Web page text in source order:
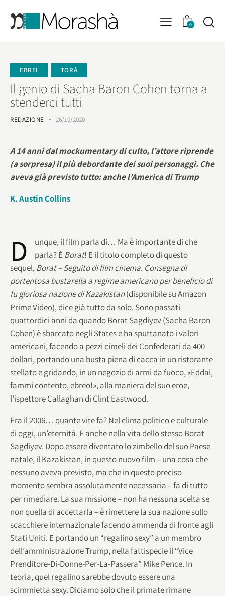
0
EBREI TORÀ
Il genio di Sacha Baron Cohen torna a
stenderci tutti
REDAZIONE 26/10/2020
A 14 anni dal mockumentary di culto, l’attore riprende
(a sorpresa) il più debordante dei suoi personaggi. Che
aveva già previsto tutto: anche l’America di Trump
K. Austin Collins
D
unque, il film parla di… Ma è importante di che
parla? È Borat! E il titolo completo di questo
sequel,Borat – Seguito di film cinema. Consegna di
portentosa bustarella a regime americano per beneficio di
fu gloriosa nazione di Kazakistan(disponibile su Amazon
Prime Video), dice già tutto da solo. Sono passati
quattordici anni da quando Borat Sagdiyev (Sacha Baron
Cohen) è sbarcato negli States e ha sputtanato i valori
americani, facendo a pezzi cimeli dei Confederati da 400
dollari, portando una busta piena di cacca in un ristorante
stellato e gridando, in un negozio di armi da fuoco, «Eddai,
fammi contento, ebreo!», alla maniera del suo eroe,
l’ispettore Callaghan di Clint Eastwood.
Era il 2006… quante vite fa? Nel clima politico e culturale
di oggi, un’eternità. E anche nella vita dello stesso Borat
Sagdiyev. Dopo essere diventato lo zimbello del suo Paese
natale, il Kazakistan, in questo nuovo film – una cosa che
nessuno aveva previsto, ma che in questo preciso
momento sembra assolutamente necessaria – fa di tutto
per rimediare. La sua missione – non ha nessuna scelta se
non quella di accettarla – è rimettere la sua nazione sullo
scacchiere internazionale facendo ammenda di fronte agli
Stati Uniti. E portando un “regalino sexy” a un membro
dell’amministrazione Trump, nella fattispecie il “Vice
Prenditore-Di-Donne-Per-La-Passera” Mike Pence. In
teoria, quel regalino sarebbe dovuto essere una
scimmietta sexy. Diciamo solo che il primate rimane